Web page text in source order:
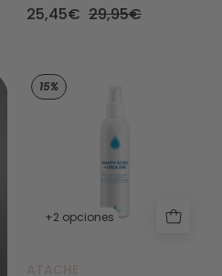
25,45€ 29,95€
15%
+2 opciones